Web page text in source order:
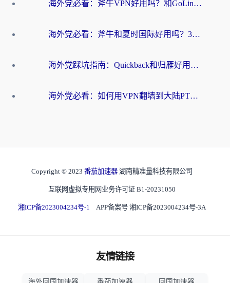
海外党必看：斧牛VPN好用吗？和GoLinkVPN对比哪个回国效果更好？
海外党必看：斧牛和夏时国际好用吗？3步选对回国加速器，无缝刷国内资源
海外党踩坑指南：Quickback和归雁好用吗？选对加速器才能无缝刷国内资源
海外党必看：如何用VPN翻墙到大陆PTT？一篇解决你所有回国加速痛点
Copyright © 2023 番茄加速器 湖南精准量科技有限公司
互联网虚拟专用网业务许可证 B1-20231050
湘ICP备2023004234号-1 APP备案号 湘ICP备2023004234号-3A
友情链接